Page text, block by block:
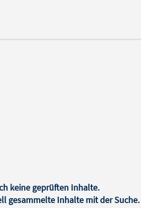
keine geprüften Inhalte.
gesammelte Inhalte mit der Suche.